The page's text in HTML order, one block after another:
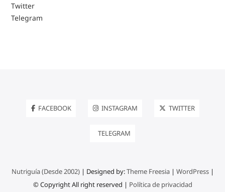
Twitter
Telegram
FACEBOOK INSTAGRAM TWITTER
TELEGRAM
Nutriguía (Desde 2002)| Designed by:Theme Freesia| WordPress|
© Copyright All right reserved | Política de privacidad